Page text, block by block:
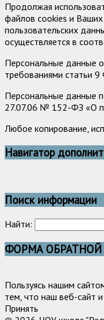
Продолжая
файлов cookies и
пользовательских
осуществляется в
Персональные данные
требованиями статьи
Персональные данные
27.07.06 № 152-ФЗ «О
Любое копирование,
Навигатор
Поиск информации
Найти:
ФОРМА ОБРАТНОЙ
Пользуясь нашим
тем, что наш веб-сайт
Принять